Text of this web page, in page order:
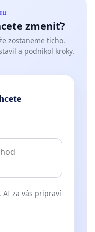
zmeniť?
zostaneme ticho.
a podnikol kroky.
AI za vás pripraví